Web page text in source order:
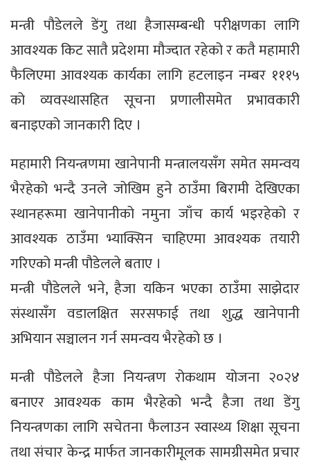
मन्त्री पौडेलले डेंगु तथा हैजासम्बन्धी परीक्षणका लागि
आवश्यक किट सातै प्रदेशमा मौज्दात रहेको र कतै महामारी
फैलिएमा आवश्यक कार्यका लागि हटलाइन नम्बर १११५
को व्यवस्थासहित सूचना प्रणालीसमेत प्रभावकारी
बनाइएको जानकारी दिए ।
महामारी नियन्त्रणमा खानेपानी मन्त्रालयसँग समेत समन्वय
भैरहेको भन्दै उनले जोखिम हुने ठाउँमा बिरामी देखिएका
स्थानहरूमा खानेपानीको नमुना जाँच कार्य भइरहेको र
आवश्यक ठाउँमा भ्याक्सिन चाहिएमा आवश्यक तयारी
गरिएको मन्त्री पौडेलले बताए ।
मन्त्री पौडेलले भने, हैजा यकिन भएका ठाउँमा साझेदार
संस्थासँग वडालक्षित सरसफाई तथा शुद्ध खानेपानी
अभियान सञ्चालन गर्न समन्वय भैरहेको छ ।
मन्त्री पौडेलले हैजा नियन्त्रण रोकथाम योजना २०२४
बनाएर आवश्यक काम भैरहेको भन्दै हैजा तथा डेंगु
नियन्त्रणका लागि सचेतना फैलाउन स्वास्थ्य शिक्षा सूचना
तथा संचार केन्द्र मार्फत जानकारीमूलक सामग्रीसमेत प्रचार